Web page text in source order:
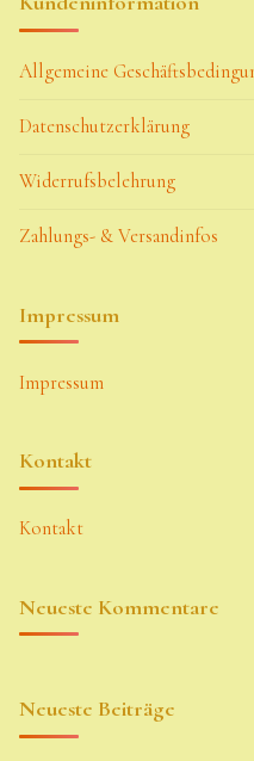
Allgemeine
Datenschutzerklärung
Widerrufsbelehrung
Zahlungs- & Versandinfos
Impressum
Impressum
Kontakt
Kontakt
Neueste Kommentare
Neueste Beiträge